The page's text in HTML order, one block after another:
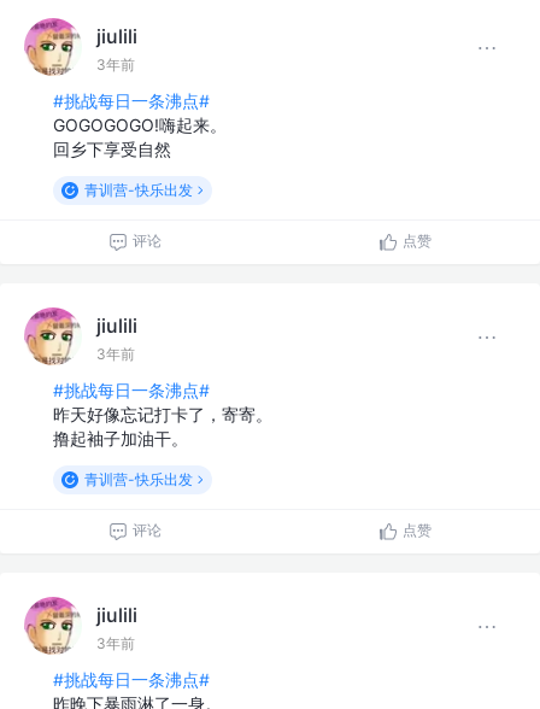
jiulili
3年前
#挑战每日一条沸点#
GOGOGOGO!嗨起来。
回乡下享受自然
青训营-快乐出发
评论 点赞
jiulili
3年前
#挑战每日一条沸点#
昨天好像忘记打卡了，寄寄。
撸起袖子加油干。
青训营-快乐出发
评论 点赞
jiulili
3年前
#挑战每日一条沸点#
昨晚下暴雨淋了一身。